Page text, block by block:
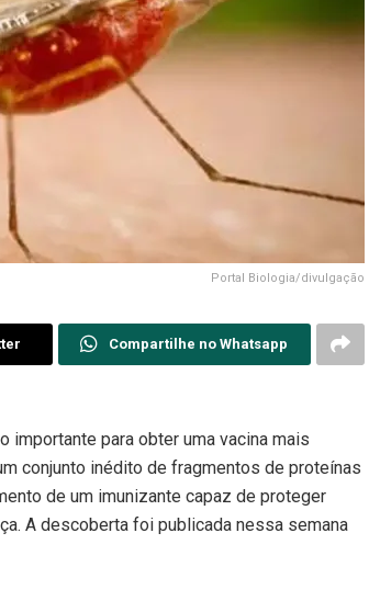
Portal Biologia/divulgação
Compartilhe no Whatsapp
importante para obter uma vacina mais
conjunto inédito de fragmentos de proteínas
de um imunizante capaz de proteger
A descoberta foi publicada nessa semana